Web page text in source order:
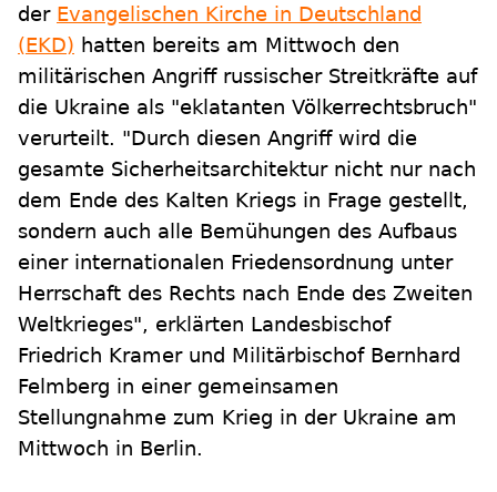
der Evangelischen Kirche in Deutschland
(EKD) hatten bereits am Mittwoch den
militärischen Angriff russischer Streitkräfte auf
die Ukraine als "eklatanten Völkerrechtsbruch"
verurteilt. "Durch diesen Angriff wird die
gesamte Sicherheitsarchitektur nicht nur nach
dem Ende des Kalten Kriegs in Frage gestellt,
sondern auch alle Bemühungen des Aufbaus
einer internationalen Friedensordnung unter
Herrschaft des Rechts nach Ende des Zweiten
Weltkrieges", erklärten Landesbischof
Friedrich Kramer und Militärbischof Bernhard
Felmberg in einer gemeinsamen
Stellungnahme zum Krieg in der Ukraine am
Mittwoch in Berlin.